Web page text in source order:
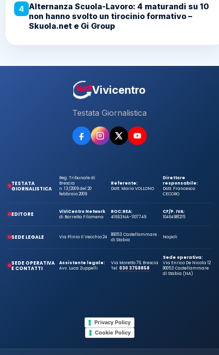
4 Alternanza Scuola-Lavoro: 4 maturandi su 10
non hanno svolto un tirocinio formativo –
Skuola.net e Gi Group
Vivicentro
Testata Giornalistica
TESTATA
GIORNALISTICA
Reg. Tribunale di
Brescia
n. 13/2009 del 20
febbraio 2009
Referente:
Dott. Mario VOLLONO
Direttore
responsabile:
Dott. Francesco
CECORO
EDITORE
ViViCentro Network
di Barretta Filomena
ROC:
41663
REA:
NA-1107749
CF/P. IVA:
10464981215
SEDE LEGALE Via Plinio Il Vecchio 24
80053 Castellammare
di Stabia
Napoli
SEDE OPERATIVA
E CONTATTI
Assistente legale:
Avv. Luca Zuppelli
Via Moretto 70, Brescia
Tel.030 3758858
Sede operativa:
Via Enrico De Nicola 12
80053 Castellammare
di Stabia (NA)
Privacy Policy
Cookie Policy